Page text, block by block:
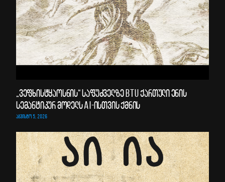
„ვეფხისტყაოსნის“ საფუძველზე BTU ქართული ენის
სემანტიკურ მოდელს AI-ისთვის ქმნის
ᲐᲒᲕᲘᲡᲢᲝ 5, 2026